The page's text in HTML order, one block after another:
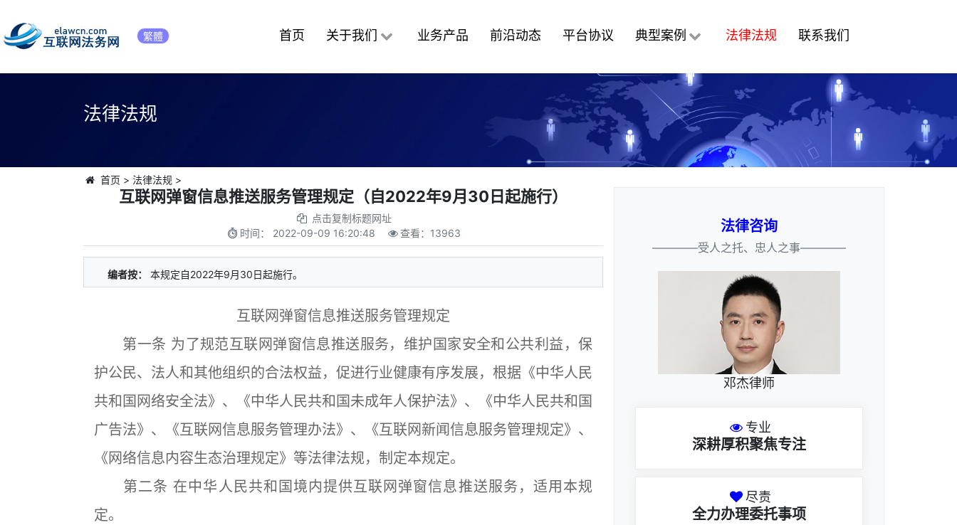
繁體 首页 关于我们 业务产品 前沿动态 平台协议 典型案例 法律法规 联系我们
法律法规
首页 > 法律法规 >
互联网弹窗信息推送服务管理规定（自2022年9月30日起施行）
点击复制标题网址
时间： 2022-09-09 16:20:48 查看： 13963
编者按： 本规定自2022年9月30日起施行。
互联网弹窗信息推送服务管理规定
第一条 为了规范互联网弹窗信息推送服务，维护国家安全和公共利益，保
护公民、法人和其他组织的合法权益，促进行业健康有序发展，根据《中华人民
共和国网络安全法》、《中华人民共和国未成年人保护法》、《中华人民共和国
广告法》、《互联网信息服务管理办法》、《互联网新闻信息服务管理规定》、
《网络信息内容生态治理规定》等法律法规，制定本规定。
第二条 在中华人民共和国境内提供互联网弹窗信息推送服务，适用本规
定。
法律咨询
————受人之托、忠人之事————
邓杰律师
专业
深耕厚积聚焦专注
尽责
全力办理委托事项